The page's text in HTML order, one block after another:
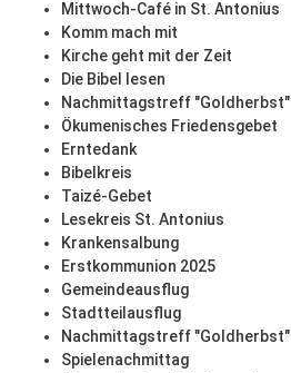
Mittwoch-Café in St. Antonius
Komm mach mit
Kirche geht mit der Zeit
Die Bibel lesen
Nachmittagstreff "Goldherbst"
Ökumenisches Friedensgebet
Erntedank
Bibelkreis
Taizé-Gebet
Lesekreis St. Antonius
Krankensalbung
Erstkommunion 2025
Gemeindeausflug
Stadtteilausflug
Nachmittagstreff "Goldherbst"
Spielenachmittag